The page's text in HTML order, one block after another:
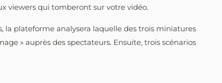
viewers qui tomberont sur votre vidéo.
la plateforme analysera laquelle des trois miniatures
» auprès des spectateurs. Ensuite, trois scénarios